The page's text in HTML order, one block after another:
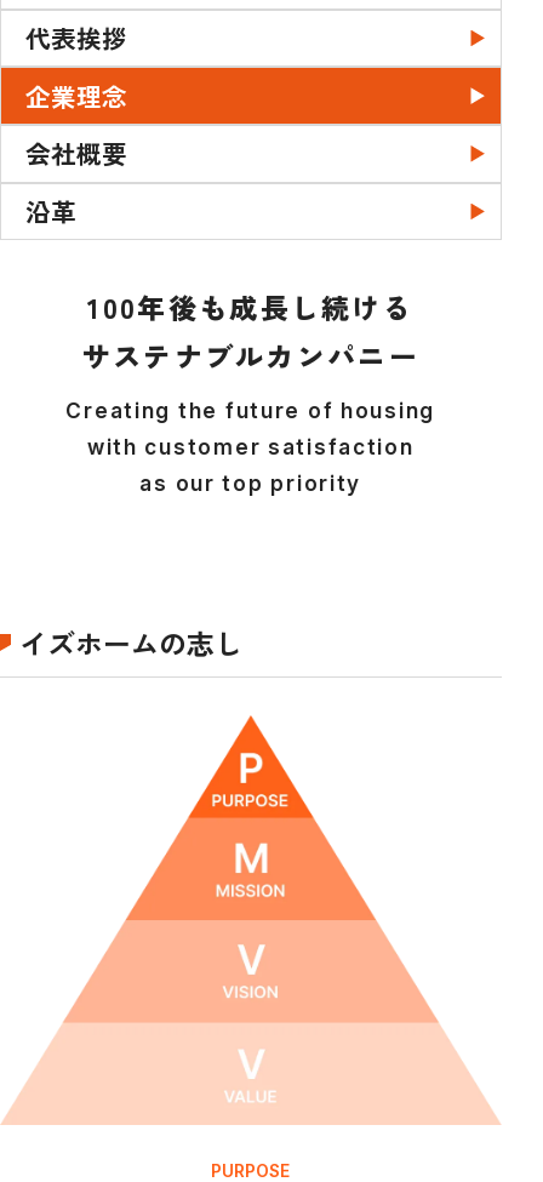
代表挨拶
企業理念
会社概要
沿革
100年後も成長し続ける
サステナブルカンパニー
Creating the future of housing
with customer satisfaction
as our top priority
イズホームの志し
PURPOSE